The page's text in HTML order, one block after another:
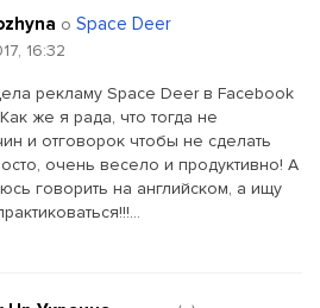
о Space Deer
16:32
рекламу Space Deer в Facebook
же я рада, что тогда не
и отговорок чтобы не сделать
очень весело и продуктивно! А
говорить на английском, а ищу